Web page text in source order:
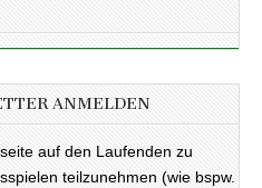
ANMELDEN
auf den Laufenden zu
teilzunehmen (wie bspw.